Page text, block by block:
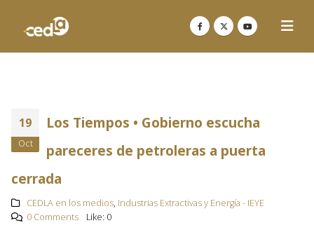
19
Oct
Los Tiempos • Gobierno escucha
pareceres de petroleras a puerta
cerrada
CEDLA en los medios, Industrias Extractivas y Energía - IEYE
0 Comments
Like: 0